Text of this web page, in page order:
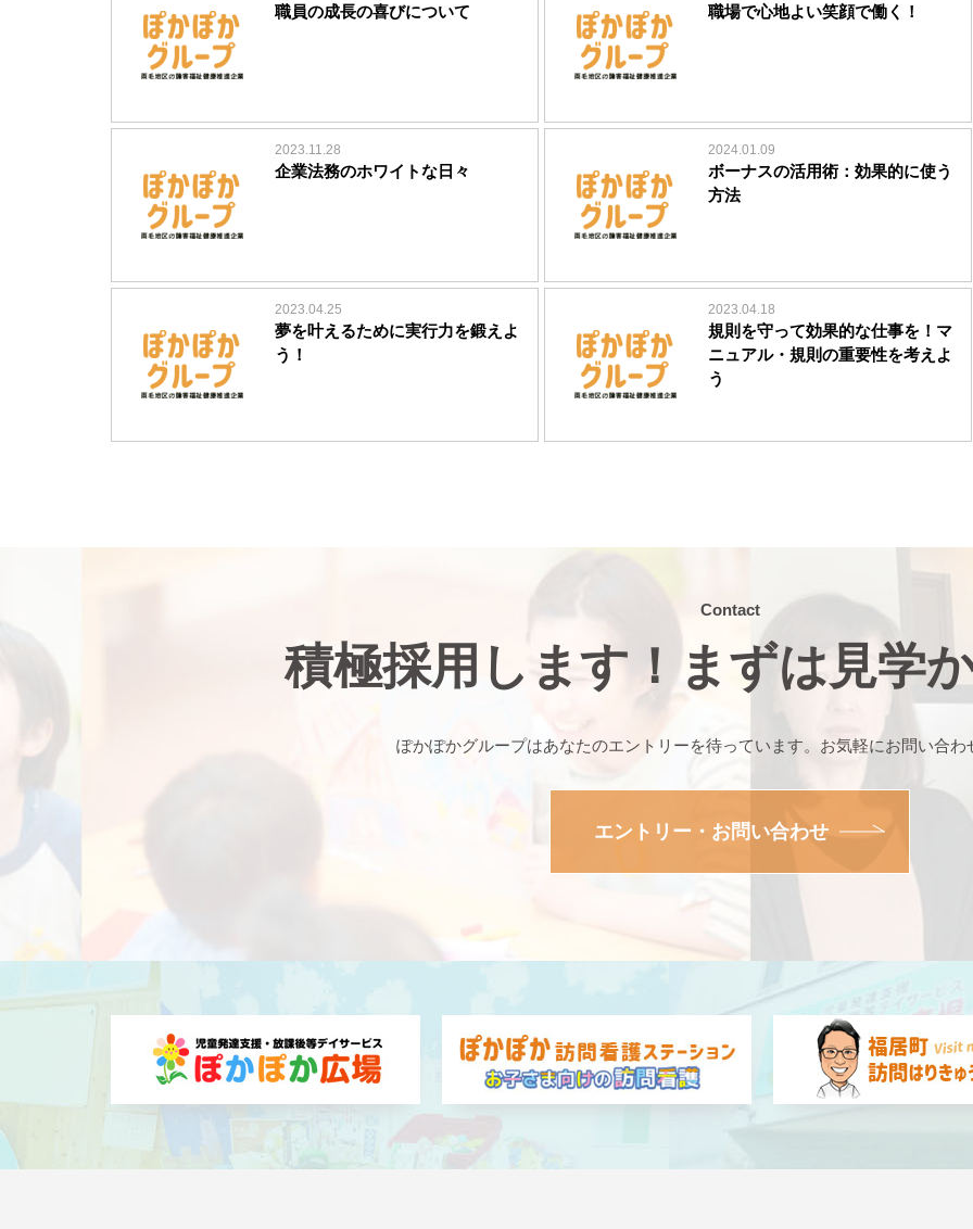
職員の成長の喜びについて 職場で心地よい笑顔で働く！
2023.11.28
企業法務のホワイトな日々
2024.01.09
ボーナスの活用術：効果的に使う
方法
2023.04.25
夢を叶えるために実行力を鍛えよ
う！
2023.04.18
規則を守って効果的な仕事を！マ
ニュアル・規則の重要性を考えよ
う
Contact
積極採用します！まずは見学
ぽかぽかグループはあなたのエントリーを待っています。お気軽にお問い合わ
エントリー・お問い合わせ